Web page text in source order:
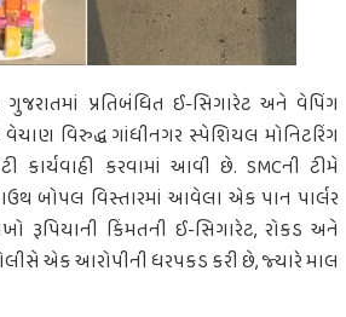
ગુજરાતમાં પ્રતિબંધિત ઈ-સિગારેટ અને વેપિંગ
વેચાણ વિરુદ્ધ ગાંધીનગર સ્પેશિયલ મોનિટરિંગ
કાર્યવાહી કરવામાં આવી છે. SMCની ટીમે
બોપલ વિસ્તારમાં આવેલા એક પાન પાર્લર
રૂપિયાની કિંમતની ઈ-સિગારેટ, રોકડ અને
એક આરોપીની ધરપકડ કરી છે, જ્યારે માલ